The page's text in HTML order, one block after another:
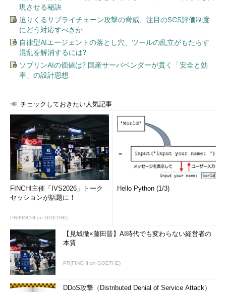
現させる秘訣
迫りくるサプライチェーン攻撃の脅威、注目のSCS評価制度
にどう対応すべきか
自律型AIエージェントの落とし穴、ツールの乱立がもたらす
混乱を解消するには?
ソブリンAIの価値は? 国産サーバベンダーが貫く「安全と効
率」の設計思想
チェックしておきたい人気記事
FINCHI主催「IVS2026」トーク
セッションが話題に！
PR(FINCHI on GOETHE)
Hello Python (1/3)
【見城徹×藤田晋】AI時代でも変わらない経営者の
本質
PR(FINCHI on GOETHE)
DDoS攻撃（Distributed Denial of Service Attack）